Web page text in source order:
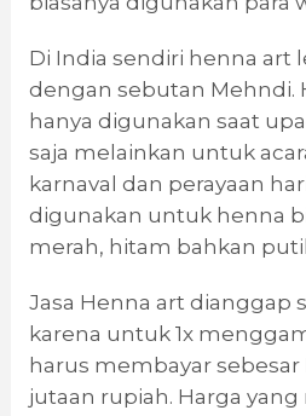
Di India sendiri henna art
dengan sebutan Mehndi.
hanya digunakan saat
saja melainkan untuk
karnaval dan perayaan
digunakan untuk henna
merah, hitam bahkan
Jasa Henna art dianggap
karena untuk 1x
harus membayar sebesar
jutaan rupiah. Harga